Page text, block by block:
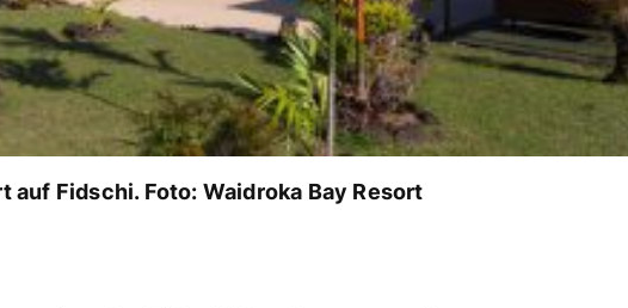
auf Fidschi. Foto: Waidroka Bay Resort